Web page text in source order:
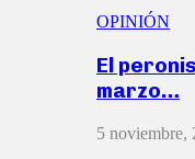
OPINIÓN
El
marzo…
5 noviembre,